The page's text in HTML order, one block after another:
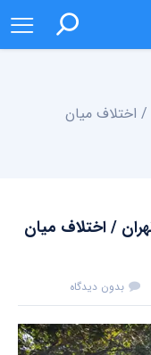
اختلاف میان
/ اختلاف میان
بدون دیدگاه